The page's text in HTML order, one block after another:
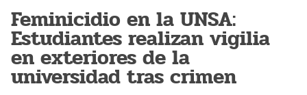
Feminicidio en la UNSA:
Estudiantes realizan vigilia
en exteriores de la
universidad tras crimen